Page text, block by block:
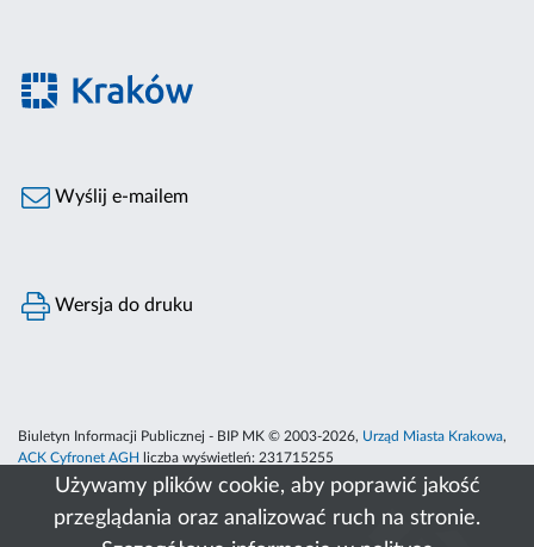
Używamy plików cookie, aby poprawić jakość
przeglądania oraz analizować ruch na stronie.
Wyślij e-mailem
Wersja do druku
Biuletyn Informacji Publicznej - BIP MK © 2003-2026, Urząd Miasta Krakowa,
ACK Cyfronet AGH
liczba wyświetleń: 231715255